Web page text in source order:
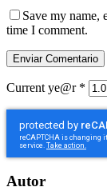
Save my name,
time I comment.
Current ye@r *
Autor